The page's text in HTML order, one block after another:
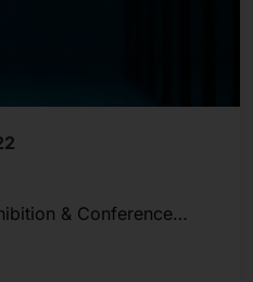
& Conference
Embedded-